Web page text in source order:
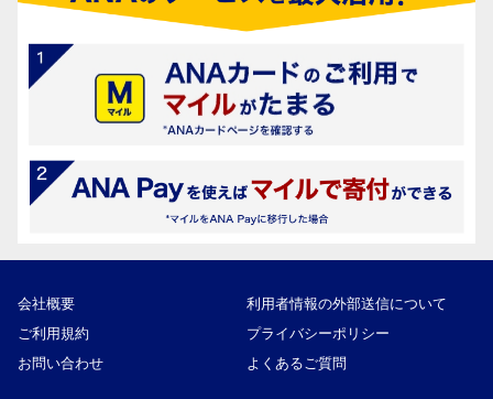
会社概要
利用者情報の外部送信について
ご利用規約
プライバシーポリシー
お問い合わせ
よくあるご質問